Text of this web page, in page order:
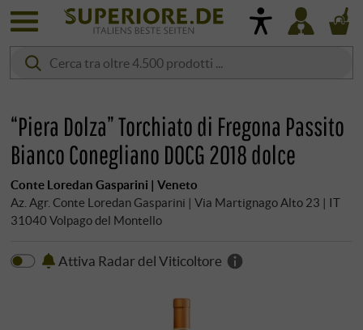
“Piera Dolza” Torchiato di Fregona Passito
Bianco Conegliano DOCG 2018 dolce
Conte Loredan Gasparini | Veneto
Az. Agr. Conte Loredan Gasparini | Via Martignago Alto 23 | IT
31040 Volpago del Montello
Attiva Radar del Viticoltore